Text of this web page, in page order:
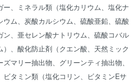
ー、ミネラル類（塩化カリウム、塩化ナ
ウム、炭酸カルシウム、硫酸亜鉛、硫酸
ン、亜セレン酸ナトリウム、硫酸コバル
）、酸化防止剤（クエン酸、天然ミック
マリー抽出物、グリーンティ抽出物、
ビタミン類（塩化コリン、ビタミンEサ